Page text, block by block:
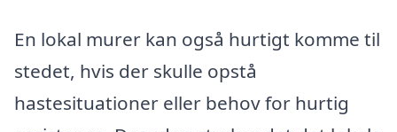
En lokal murer kan også hurtigt komme til
stedet, hvis der skulle opstå
hastesituationer eller behov for hurtig